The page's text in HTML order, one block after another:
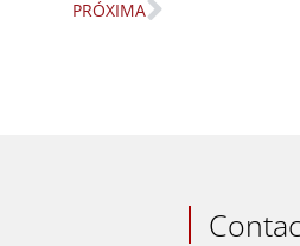
PRÓXIMANext